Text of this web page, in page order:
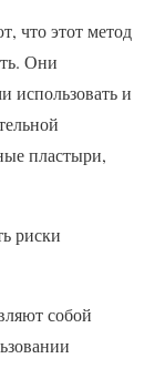
что этот метод
Они
использовать и
пластыри,
риски
собой